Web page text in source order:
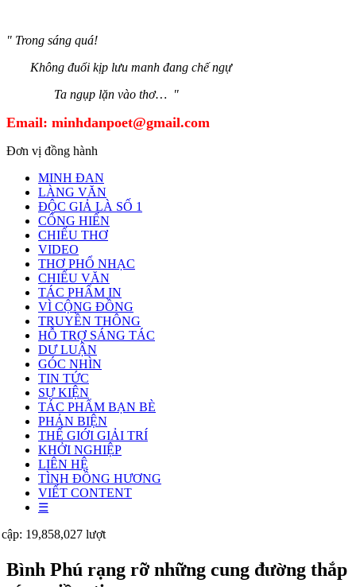
" Trong sáng quá!
Không đuổi kịp lưu manh đang chế ngự
Ta ngụp lặn vào thơ… "
Email: minhdanpoet@gmail.com
Đơn vị đồng hành
MINH ĐAN
LÀNG VĂN
ĐỘC GIẢ LÀ SỐ 1
CỐNG HIẾN
CHIẾU THƠ
VIDEO
THƠ PHỔ NHẠC
CHIẾU VĂN
TÁC PHẨM IN
VÌ CỘNG ĐỒNG
TRUYỀN THÔNG
HỖ TRỢ SÁNG TÁC
DƯ LUẬN
GÓC NHÌN
TIN TỨC
SỰ KIỆN
TÁC PHẨM BẠN BÈ
PHẢN BIỆN
THẾ GIỚI GIẢI TRÍ
KHỞI NGHIỆP
LIÊN HỆ
TÌNH ĐỒNG HƯƠNG
VIẾT CONTENT
☰
19,858,027 lượt
Bình Phú rạng rỡ những cung đường thắp